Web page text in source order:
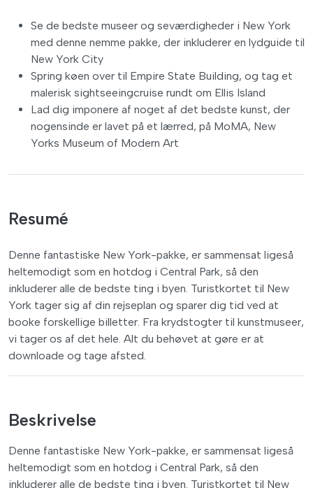
Se de bedste museer og seværdigheder i New York
med denne nemme pakke, der inkluderer en lydguide til
New York City
Spring køen over til Empire State Building, og tag et
malerisk sightseeingcruise rundt om Ellis Island
Lad dig imponere af noget af det bedste kunst, der
nogensinde er lavet på et lærred, på MoMA, New
Yorks Museum of Modern Art
Resumé
Denne fantastiske New York-pakke, er sammensat ligeså
heltemodigt som en hotdog i Central Park, så den
inkluderer alle de bedste ting i byen. Turistkortet til New
York tager sig af din rejseplan og sparer dig tid ved at
booke forskellige billetter. Fra krydstogter til kunstmuseer,
vi tager os af det hele. Alt du behøvet at gøre er at
downloade og tage afsted.
Beskrivelse
Denne fantastiske New York-pakke, er sammensat ligeså
heltemodigt som en hotdog i Central Park, så den
inkluderer alle de bedste ting i byen. Turistkortet til New